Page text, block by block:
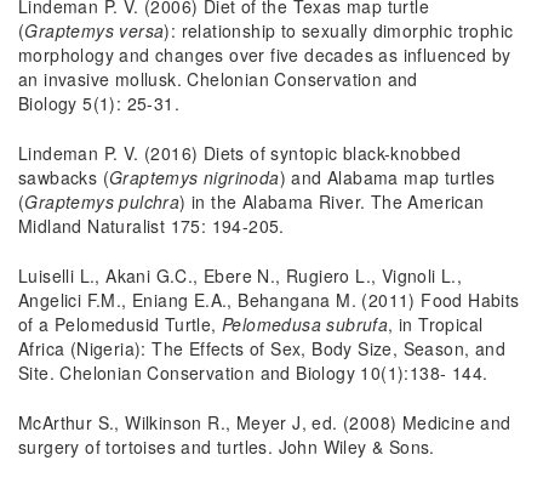
Lindeman P. V. (2006) Diet of the Texas map turtle
(Graptemys versa): relationship to sexually dimorphic trophic
morphology and changes over five decades as influenced by
an invasive mollusk. Chelonian Conservation and
Biology 5(1): 25-31.
Lindeman P. V. (2016) Diets of syntopic black-knobbed
sawbacks (Graptemys nigrinoda) and Alabama map turtles
(Graptemys pulchra) in the Alabama River. The American
Midland Naturalist 175: 194-205.
Luiselli L., Akani G.C., Ebere N., Rugiero L., Vignoli L.,
Angelici F.M., Eniang E.A., Behangana M. (2011) Food Habits
of a Pelomedusid Turtle, Pelomedusa subrufa, in Tropical
Africa (Nigeria): The Effects of Sex, Body Size, Season, and
Site. Chelonian Conservation and Biology 10(1):138- 144.
McArthur S., Wilkinson R., Meyer J, ed. (2008) Medicine and
surgery of tortoises and turtles. John Wiley & Sons.